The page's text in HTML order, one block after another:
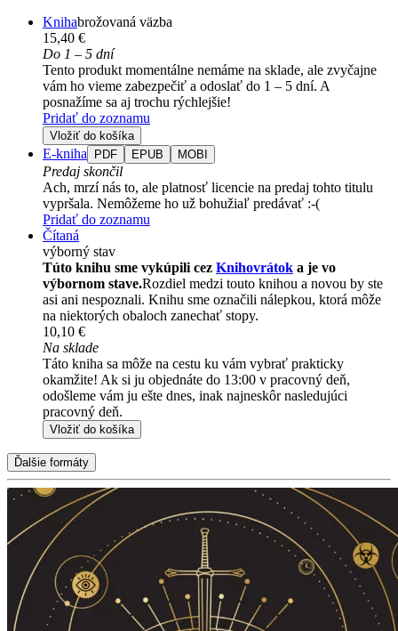
Knihabrožovaná väzba
15,40 €
Do 1 – 5 dní
Tento produkt momentálne nemáme na sklade, ale zvyčajne
vám ho vieme zabezpečiť a odoslať do 1 – 5 dní. A
posnažíme sa aj trochu rýchlejšie!
Pridať do zoznamu
Vložiť do košíka
E-kniha PDF EPUB MOBI
Predaj skončil
Ach, mrzí nás to, ale platnosť licencie na predaj tohto titulu
vypršala. Nemôžeme ho už bohužiaľ predávať :-(
Pridať do zoznamu
Čítaná
výborný stav
Túto knihu sme vykúpili cez Knihovrátok a je vo
výbornom stave.Rozdiel medzi touto knihou a novou by ste
asi ani nespoznali. Knihu sme označili nálepkou, ktorá môže
na niektorých obaloch zanechať stopy.
10,10 €
Na sklade
Táto kniha sa môže na cestu ku vám vybrať prakticky
okamžite! Ak si ju objednáte do 13:00 v pracovný deň,
odošleme vám ju ešte dnes, inak najneskôr nasledujúci
pracovný deň.
Vložiť do košíka
Ďalšie formáty